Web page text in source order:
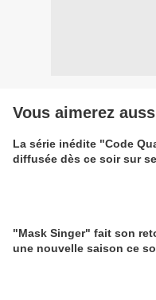
Vous aimerez
La série inédite "Code
diffusée dès ce soir sur
"Mask Singer" fait son
une nouvelle saison ce